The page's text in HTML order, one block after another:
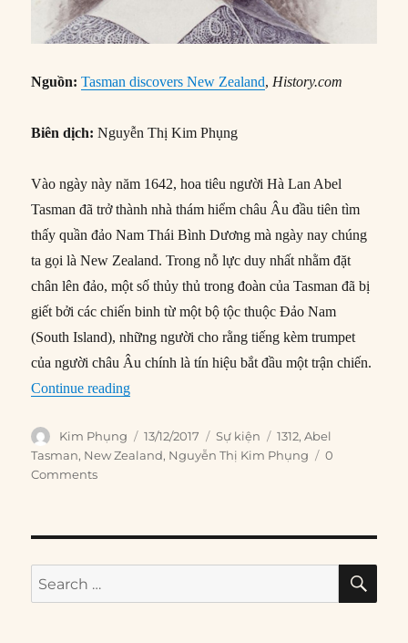
Nguồn: Tasman discovers New Zealand, History.com
Biên dịch: Nguyễn Thị Kim Phụng
Vào ngày này năm 1642, hoa tiêu người Hà Lan Abel
Tasman đã trở thành nhà thám hiểm châu Âu đầu tiên tìm
thấy quần đảo Nam Thái Bình Dương mà ngày nay chúng
ta gọi là New Zealand. Trong nỗ lực duy nhất nhằm đặt
chân lên đảo, một số thủy thủ trong đoàn của Tasman đã bị
giết bởi các chiến binh từ một bộ tộc thuộc Đảo Nam
(South Island), những người cho rằng tiếng kèm trumpet
của người châu Âu chính là tín hiệu bắt đầu một trận chiến.
Continue reading“13/12/1642: Tasman phát hiện ra New
Author
Kim Phụng
Posted
on
13/12/2017 Categories
Sự kiện Tags
1312,Abel
Tasman, New Zealand, Nguyễn Thị Kim Phụng
0
Comments
Search
for: